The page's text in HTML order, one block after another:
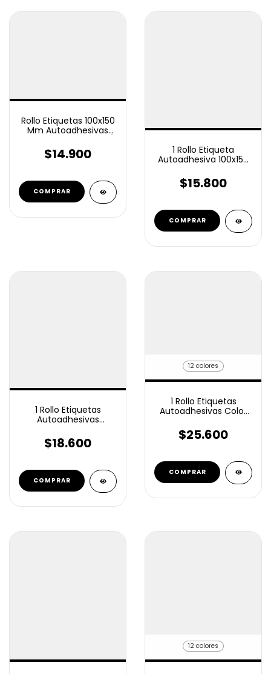
Rollo Etiquetas 100x150
Mm Autoadhesivas
corte puntillado
$14.900
1 Rollo Etiqueta
Autoadhesiva 100x150
$15.800
1 Rollo Etiquetas
Autoadhesivas
750u
$18.600
12 colores
1 Rollo Etiquetas
Autoadhesivas Color
Unidades
$25.600
COMPRAR
12 colores